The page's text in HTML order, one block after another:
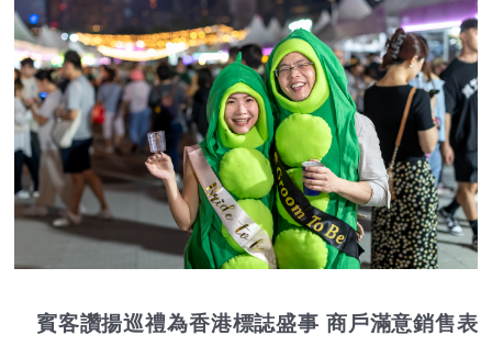
賓客讚揚巡禮為香港標誌盛事 商戶滿意銷售表